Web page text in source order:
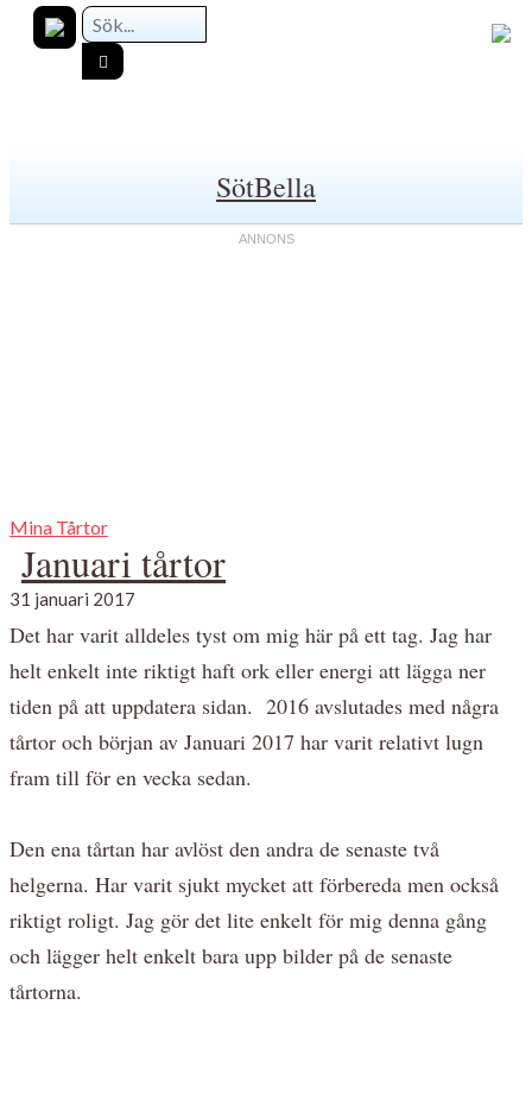
SötBella
Mina Tårtor
Januari tårtor
31 januari 2017
Det har varit alldeles tyst om mig här på ett tag. Jag har
helt enkelt inte riktigt haft ork eller energi att lägga ner
tiden på att uppdatera sidan. 2016 avslutades med några
tårtor och början av Januari 2017 har varit relativt lugn
fram till för en vecka sedan.
Den ena tårtan har avlöst den andra de senaste två
helgerna. Har varit sjukt mycket att förbereda men också
riktigt roligt. Jag gör det lite enkelt för mig denna gång
och lägger helt enkelt bara upp bilder på de senaste
tårtorna.